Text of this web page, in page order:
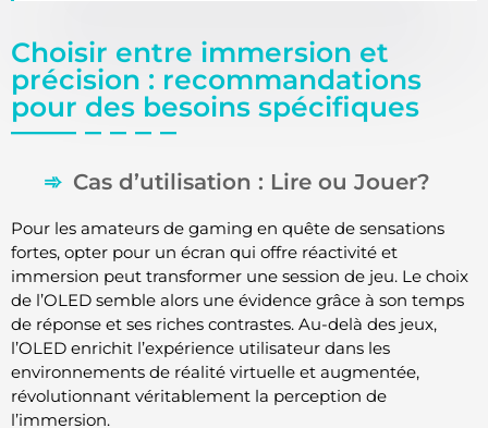
Choisir entre immersion et
précision : recommandations
pour des besoins spécifiques
Cas d’utilisation : Lire ou Jouer?
Pour les amateurs de gaming en quête de sensations
fortes, opter pour un écran qui offre réactivité et
immersion peut transformer une session de jeu. Le choix
de l’OLED semble alors une évidence grâce à son temps
de réponse et ses riches contrastes. Au-delà des jeux,
l’OLED enrichit l’expérience utilisateur dans les
environnements de réalité virtuelle et augmentée,
révolutionnant véritablement la perception de
l’immersion.